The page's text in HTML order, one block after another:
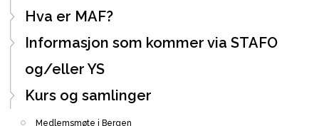
Hva er MAF?
Informasjon som kommer via STAFO
og/eller YS
Kurs og samlinger
Medlemsmøte i Bergen